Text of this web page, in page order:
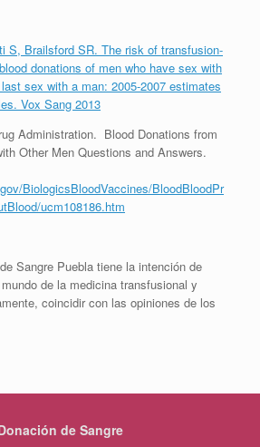
S, Brailsford SR. The risk of transfusion-
donations of men who have sex with
sex with a man: 2005-2007 estimates
Vox Sang 2013
Administration. Blood Donations from
Other Men Questions and Answers.
BiologicsBloodVaccines/BloodBloodPr
ucm108186.htm
Sangre Puebla tiene la intención de
de la medicina transfusional y
coincidir con las opiniones de los
de Sangre